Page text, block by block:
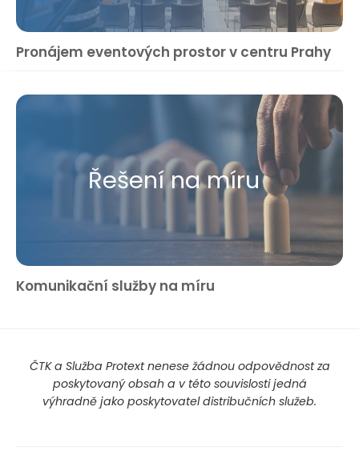
Pronájem eventových prostor v centru Prahy
Řešení na míru
Komunikační služby na míru
ČTK a Služba Protext nenese žádnou odpovědnost za
poskytovaný obsah a v této souvislosti jedná
výhradně jako poskytovatel distribučních služeb.